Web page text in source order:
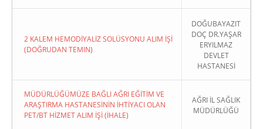
2 KALEM HEMODİYALİZ SOLÜSYONU ALIM İŞİ
(DOĞRUDAN TEMIN)
DOĞUBAYAZIT
DOÇ DR.YAŞAR
ERYILMAZ
DEVLET
HASTANESİ
MÜDÜRLÜĞÜMÜZE BAĞLI AĞRI EĞİTİM VE
ARAŞTIRMA HASTANESİNİN İHTİYACI OLAN
PET/BT HİZMET ALIM İŞİ (İHALE)
AĞRI İL SAĞLIK
MÜDÜRLÜĞÜ